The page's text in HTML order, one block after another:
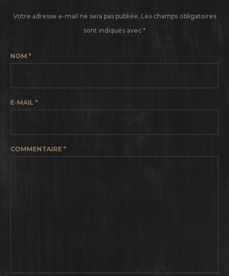
Votre adresse e-mail ne sera pas publiée. Les champs obligatoires
sont indiqués avec *
NOM *
E-MAIL *
COMMENTAIRE *